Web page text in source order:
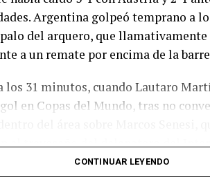
Argentina golpeó temprano a
del arquero, que llamativamente
a un remate por encima de la
los 31 minutos, cuando Lautaro
en Copas del Mundo, tras no
el travesaño del delanatero del
CONTINUAR LEYENDO